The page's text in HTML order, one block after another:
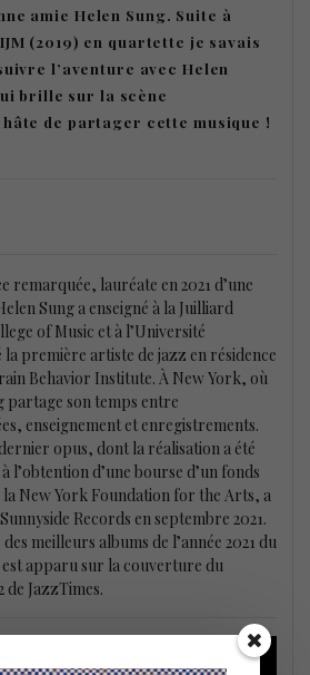
amie Helen Sung. Suite à
(2019) en quartette je savais
l’aventure avec Helen
brille sur la scène
de partager cette musique !
remarquée, lauréate en 2021 d’une
Sung a enseigné à la Juilliard
of Music et à l’Université
la première artiste de jazz en résidence
Behavior Institute. À New York, où
partage son temps entre
enseignement et enregistrements.
opus, dont la réalisation a été
l’obtention d’une bourse d’un fonds
la New York Foundation for the Arts, a
Records en septembre 2021.
meilleurs albums de l’année 2021 du
est apparu sur la couverture du
de JazzTimes.